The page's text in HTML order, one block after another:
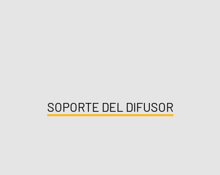
SOPORTE DEL DIFUSOR